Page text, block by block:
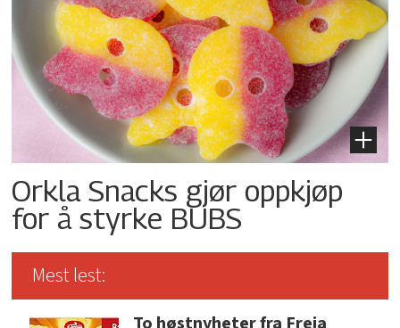
Orkla Snacks gjør oppkjøp
for å styrke BUBS
Mest lest: